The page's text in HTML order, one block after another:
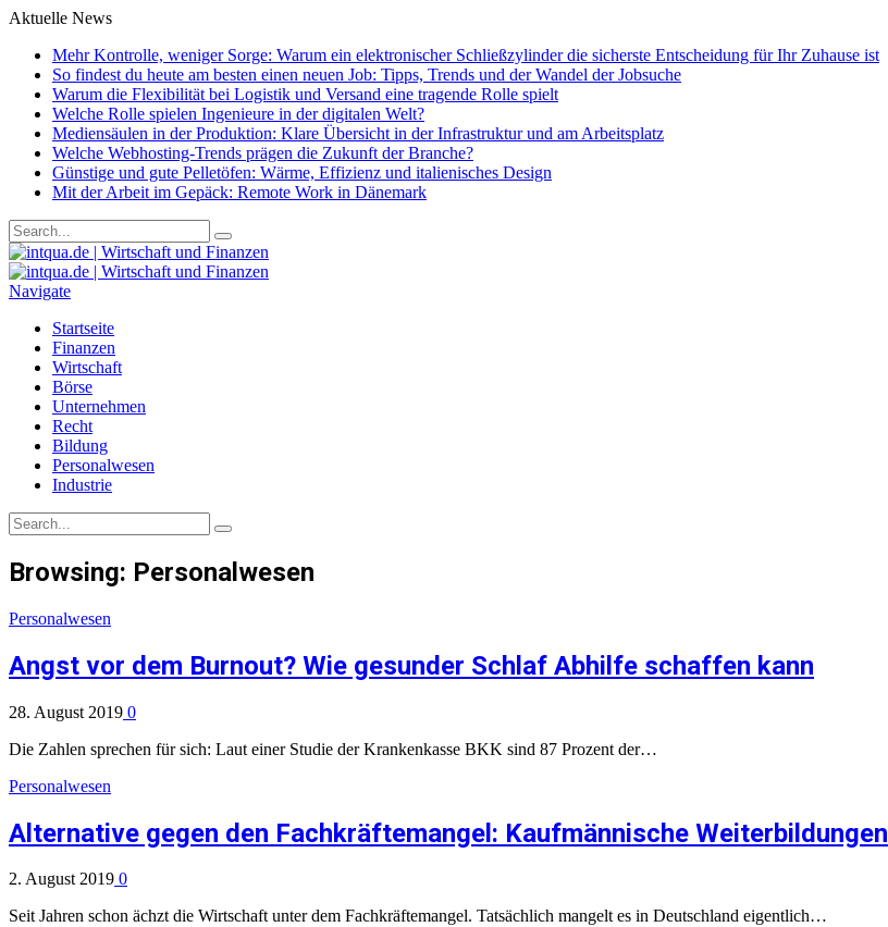
Aktuelle News
Mehr Kontrolle, weniger Sorge: Warum ein elektronischer Schließzylinder die sicherste Entscheidung für Ihr Zuhause ist
So findest du heute am besten einen neuen Job: Tipps, Trends und der Wandel der Jobsuche
Warum die Flexibilität bei Logistik und Versand eine tragende Rolle spielt
Welche Rolle spielen Ingenieure in der digitalen Welt?
Mediensäulen in der Produktion: Klare Übersicht in der Infrastruktur und am Arbeitsplatz
Welche Webhosting-Trends prägen die Zukunft der Branche?
Günstige und gute Pelletöfen: Wärme, Effizienz und italienisches Design
Mit der Arbeit im Gepäck: Remote Work in Dänemark
Navigate
Startseite
Finanzen
Wirtschaft
Börse
Unternehmen
Recht
Bildung
Personalwesen
Industrie
Browsing: Personalwesen
Personalwesen
Angst vor dem Burnout? Wie gesunder Schlaf Abhilfe schaffen kann
28. August 2019 0
Die Zahlen sprechen für sich: Laut einer Studie der Krankenkasse BKK sind 87 Prozent der…
Personalwesen
Alternative gegen den Fachkräftemangel: Kaufmännische Weiterbildungen
2. August 2019 0
Seit Jahren schon ächzt die Wirtschaft unter dem Fachkräftemangel. Tatsächlich mangelt es in Deutschland eigentlich…